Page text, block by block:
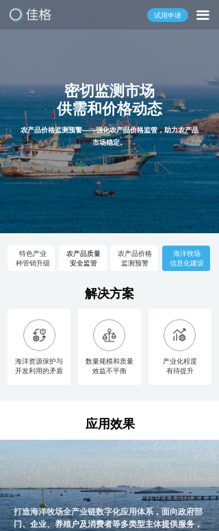
끀
试用申请
海洋资源保护与
开发利用的矛盾
解决方案
特色产业
种管销升级
农产品质量
安全监管
农产品价格
监测预警
海洋牧场
信息化建设
数量规模和质量
效益不平衡
产业化程度
有待提升
应用效果
打造海洋牧场全产业链数字化应用体系，面向政府部
门、企业、养殖户及消费者等多类型主体提供服务，
密切监测市场
供需和价格动态
农产品价格监测预警——强化农产品价格监管，助力农产品
市场稳定。